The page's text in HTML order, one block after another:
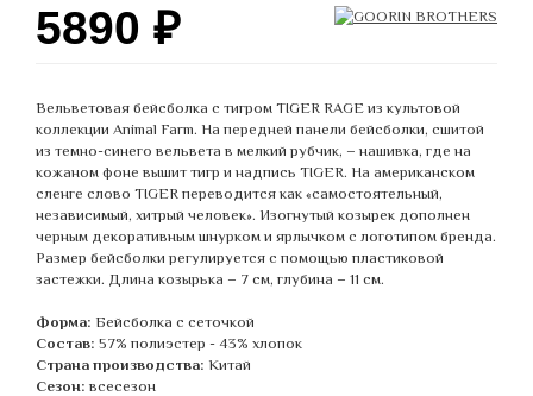
5890 ₽
Вельветовая бейсболка с тигром TIGER RAGE из культовой
коллекции Animal Farm. На передней панели бейсболки, сшитой
из темно-синего вельвета в мелкий рубчик, – нашивка, где на
кожаном фоне вышит тигр и надпись TIGER. На американском
сленге слово TIGER переводится как «самостоятельный,
независимый, хитрый человек». Изогнутый козырек дополнен
черным декоративным шнурком и ярлычком с логотипом бренда.
Размер бейсболки регулируется с помощью пластиковой
застежки. Длина козырька – 7 см, глубина – 11 см.
Форма: Бейсболка с сеточкой
Состав: 57% полиэстер - 43% хлопок
Страна производства: Китай
Сезон: всесезон